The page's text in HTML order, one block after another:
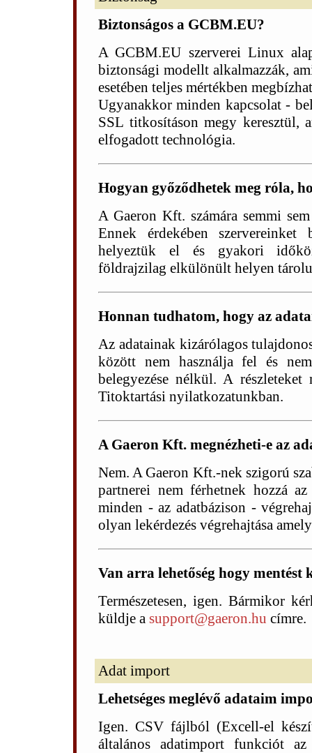
Biztonságos a GCBM.EU?
A GCBM.EU szerverei Linux
biztonsági modellt alkalmazzák,
esetében teljes mértékben
Ugyanakkor minden kapcsolat -
SSL titkosításon megy keresztül,
elfogadott technológia.
Hogyan győződhetek meg róla,
A Gaeron Kft. számára semmi
Ennek érdekében szervereinket
helyeztük el és gyakori
földrajzilag elkülönült helyen
Honnan tudhatom, hogy az
Az adatainak kizárólagos
között nem használja fel és
belegyezése nélkül. A
Titoktartási nyilatkozatunkban.
A Gaeron Kft. megnézheti-e az
Nem. A Gaeron Kft.-nek szigorú
partnerei nem férhetnek hozzá
minden - az adatbázison -
olyan lekérdezés végrehajtása
Van arra lehetőség hogy
Természetesen, igen. Bármikor
küldje a support@gaeron.hu címre.
Adat import
Lehetséges meglévő adataim
Igen. CSV fájlból (Excell-el
általános adatimport funkciót